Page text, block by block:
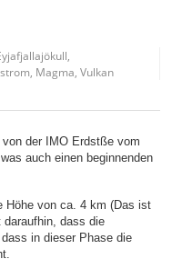
Magma ,Vulkan
der IMO Erdstße vom
auch einen beginnenden
Höhe von ca. 4 km (Das ist
daraufhin, dass die
in dieser Phase die